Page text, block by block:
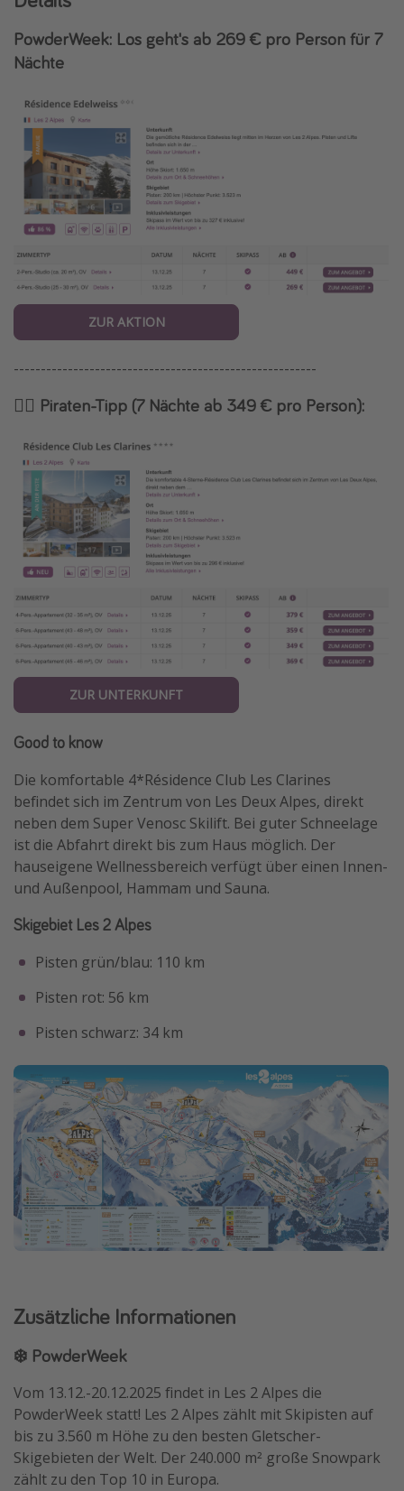
PowderWeek: Los geht's ab 269 € pro Person für 7
Nächte
ZUR AKTION
--------------------------------------------------------
🏴‍☠️ Piraten-Tipp (7 Nächte ab 349 € pro Person):
ZUR UNTERKUNFT
Good to know
Die komfortable 4*Résidence Club Les Clarines
befindet sich im Zentrum von Les Deux Alpes, direkt
neben dem Super Venosc Skilift. Bei guter Schneelage
ist die Abfahrt direkt bis zum Haus möglich. Der
hauseigene Wellnessbereich verfügt über einen Innen-
und Außenpool, Hammam und Sauna.
Skigebiet Les 2 Alpes
Pisten grün/blau: 110 km
Pisten rot: 56 km
Pisten schwarz: 34 km
Zusätzliche Informationen
❄️ PowderWeek
Vom 13.12.-20.12.2025 findet in Les 2 Alpes die
PowderWeek statt! Les 2 Alpes zählt mit Skipisten auf
bis zu 3.560 m Höhe zu den besten Gletscher-
Skigebieten der Welt. Der 240.000 m² große Snowpark
zählt zu den Top 10 in Europa.